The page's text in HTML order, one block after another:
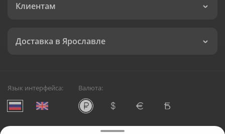
Клиентам
Доставка в Ярославле
Язык интерфейса: Валюта: